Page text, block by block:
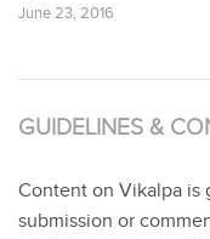
June 23, 2016
GUIDELINES &
Content on Vikalpa is
submission or